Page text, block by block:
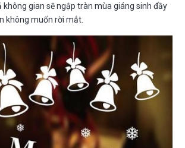
không gian sẽ ngập tràn mùa giáng sinh đầy
không muốn rời mắt.